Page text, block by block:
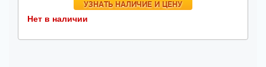
УЗНАТЬ НАЛИЧИЕ И ЦЕНУ
Нет в наличии